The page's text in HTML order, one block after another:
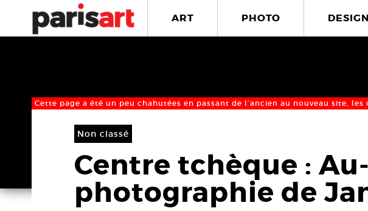
ART PHOTO DESIGN
Cette page a été un peu chahutées en passant de l’ancien au nouveau site,
Non classé
Centre tchèque :
photographie de